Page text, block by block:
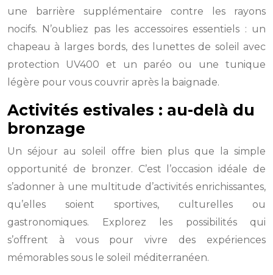
une barrière supplémentaire contre les rayons
nocifs. N’oubliez pas les accessoires essentiels : un
chapeau à larges bords, des lunettes de soleil avec
protection UV400 et un paréo ou une tunique
légère pour vous couvrir après la baignade.
Activités estivales : au-delà du
bronzage
Un séjour au soleil offre bien plus que la simple
opportunité de bronzer. C’est l’occasion idéale de
s’adonner à une multitude d’activités enrichissantes,
qu’elles soient sportives, culturelles ou
gastronomiques. Explorez les possibilités qui
s’offrent à vous pour vivre des expériences
mémorables sous le soleil méditerranéen.